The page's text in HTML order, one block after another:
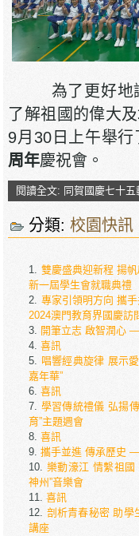
為了更好地讓
了解祖國的偉大
9月30日上午舉行
周 年慶祝會。
閱讀全文: 同賀國慶七十
分類:校園快訊
雙慶盛典迎新程 揚
新一屆學生會就職典禮
專家引領明方向 攜
2024澳門教育界國慶訪
開筆立志 啟智潤心
喜訊
唱響經典旋律 展示
嘉年華”
喜訊
學習傳統禮儀 弘揚
育”主題週會
喜訊
攜手並進 傳承歷史
樂動濠江 情繫祖
神州”音樂會
喜訊
剖析青春秘密 助
講座